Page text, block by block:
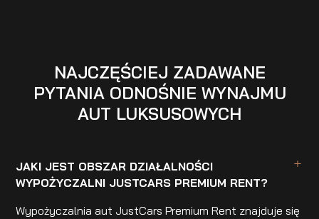
NAJCZĘŚCIEJ ZADAWANE
PYTANIA ODNOŚNIE WYNAJMU
AUT LUKSUSOWYCH
JAKI JEST OBSZAR DZIAŁALNOŚCI
WYPOŻYCZALNI JUSTCARS PREMIUM RENT?
Wypożyczalnia aut JustCars Premium Rent znajduje się